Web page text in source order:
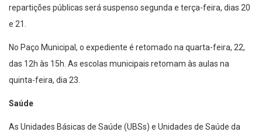
repartições públicas será suspenso segunda e terça-feira, dias 20
e 21.
No Paço Municipal, o expediente é retomado na quarta-feira, 22,
das 12h às 15h. As escolas municipais retomam às aulas na
quinta-feira, dia 23.
Saúde
As Unidades Básicas de Saúde (UBSs) e Unidades de Saúde da